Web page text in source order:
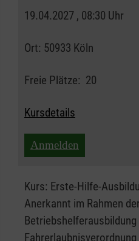
19.04.2027 , 08:30 Uhr
Ort: 50933 Köln
Freie Plätze: 20
Kursdetails
Anmelden
Kurs: Erste-Hilfe-
Anerkannt im Rahmen der
Betriebshelferausbildung